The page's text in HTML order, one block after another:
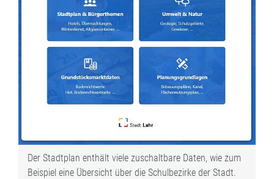
Der Stadtplan enthält viele zuschaltbare Daten, wie zum
Beispiel eine Übersicht über die Schulbezirke der Stadt.